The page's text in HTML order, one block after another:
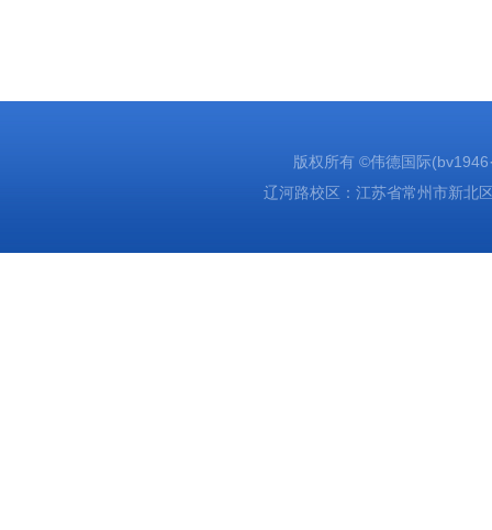
版权所有 ©伟德国际
辽河路校区：江苏省常州市新北